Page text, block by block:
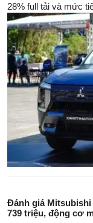
28% full tải và mức
Đánh giá
739 triệu, động cơ